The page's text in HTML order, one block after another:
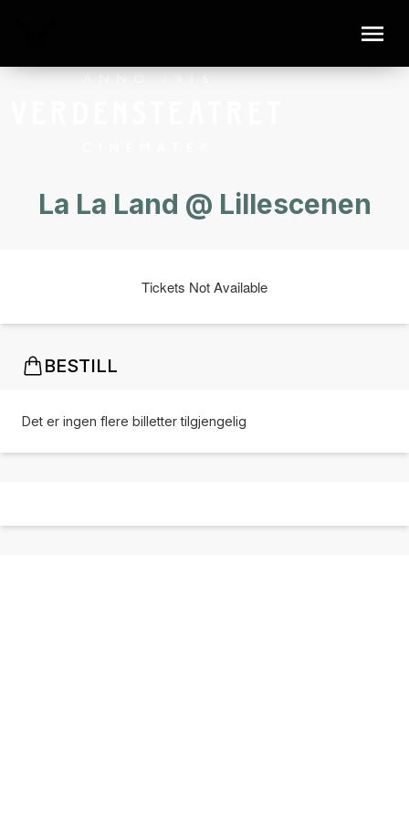
La La Land @ Lillescenen
Tickets Not Available
BESTILL
Det er ingen flere billetter tilgjengelig